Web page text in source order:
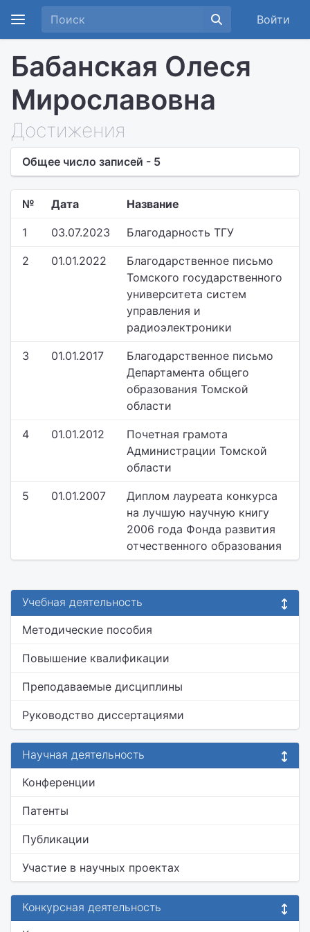
Войти
Бабанская Олеся
Мирославовна
Достижения
Общее число записей - 5
№ Дата Название
1 03.07.2023 Благодарность ТГУ
2 01.01.2022
Благодарственное письмо
Томского государственного
университета систем
управления и
радиоэлектроники
3 01.01.2017
Благодарственное письмо
Департамента общего
образования Томской
области
4 01.01.2012
Почетная грамота
Администрации Томской
области
5 01.01.2007
Диплом лауреата конкурса
на лучшую научную книгу
2006 года Фонда развития
отчественного образования
Учебная деятельность
Методические пособия
Повышение квалификации
Преподаваемые дисциплины
Руководство диссертациями
Научная деятельность
Конференции
Патенты
Публикации
Участие в научных проектах
Конкурсная деятельность